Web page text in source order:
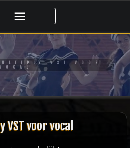
VST VOOR
VOCAL
voor vocal